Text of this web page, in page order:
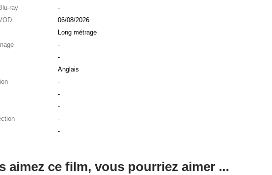
ray
-
06/08/2026
Long métrage
-
-
Anglais
-
-
-
-
-
aimez ce film, vous pourriez aimer ...